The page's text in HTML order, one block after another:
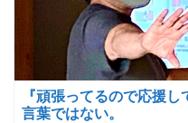
『頑張ってるので応援
言葉ではない。